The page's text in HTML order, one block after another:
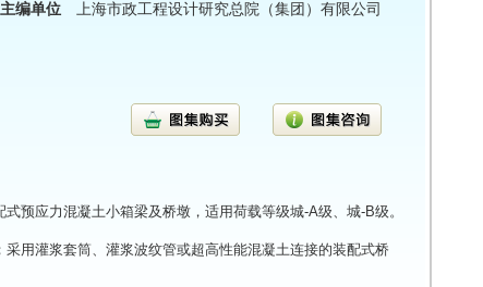
主编单位
上海市政工程设计研究总院（集团）有限公司
应力混凝土小箱梁及桥墩，适用荷载等级城-A级、城-B级。
灌浆套筒、灌浆波纹管或超高性能混凝土连接的装配式桥